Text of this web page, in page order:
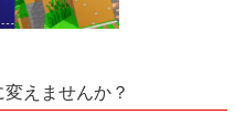
えませんか？